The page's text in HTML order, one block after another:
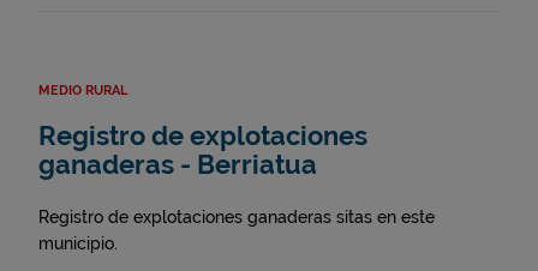
MEDIO RURAL
Registro de explotaciones
ganaderas - Berriatua
Registro de explotaciones ganaderas sitas en este
municipio.